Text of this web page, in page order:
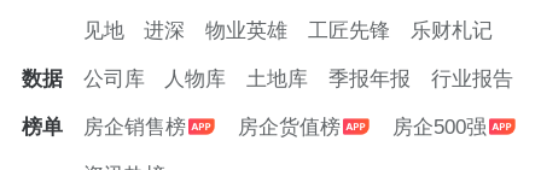
见地 进深 物业英雄 工匠先锋 乐财札记
数据 公司库 人物库 土地库 季报年报 行业报告
榜单 房企销售榜 房企货值榜 房企500强